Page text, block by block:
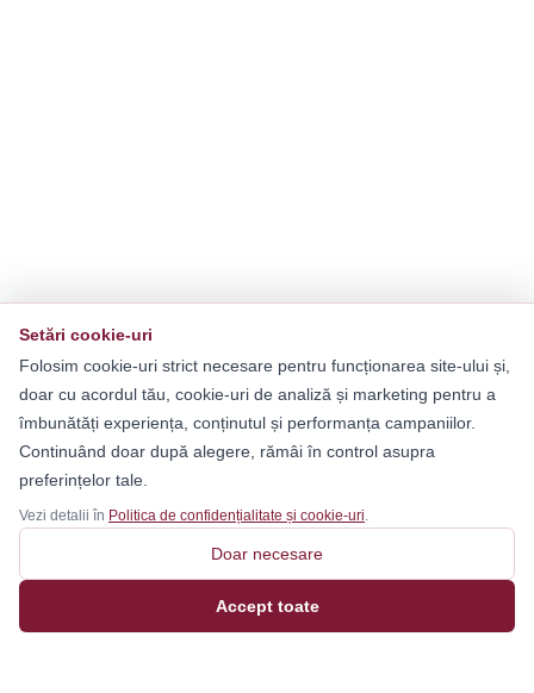
Setări cookie-uri
Folosim cookie-uri strict necesare pentru funcționarea site-ului și,
doar cu acordul tău, cookie-uri de analiză și marketing pentru a
îmbunătăți experiența, conținutul și performanța campaniilor.
Continuând doar după alegere, rămâi în control asupra
preferințelor tale.
Vezi detalii în Politica de confidențialitate și cookie-uri.
Doar necesare
Accept toate